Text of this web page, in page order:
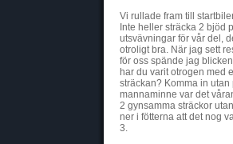
Vi rullade fram till
Inte heller sträcka 2 bjöd
utsvävningar för vår del,
otroligt bra. När jag sett
för oss spände jag
har du varit otrogen med
sträckan? Komma in utan
mannaminne var det
2 gynsamma sträckor
ner i fötterna att det nog
3.